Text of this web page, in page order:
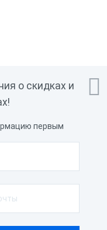

о скидках и
первым